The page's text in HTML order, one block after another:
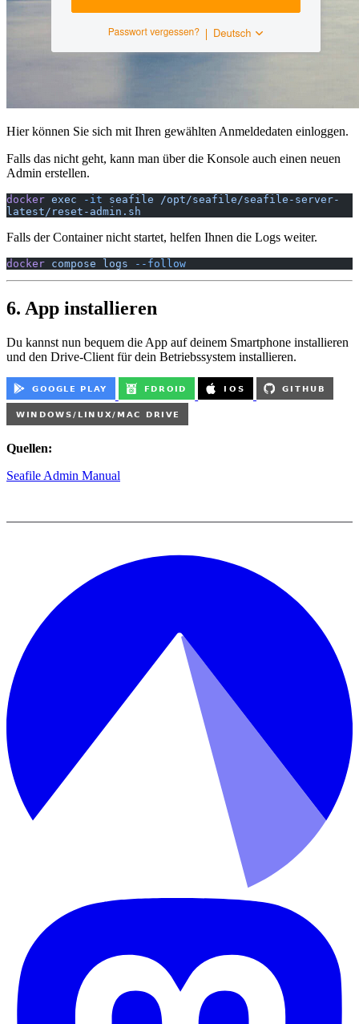
Hier können Sie sich mit Ihren gewählten Anmeldedaten einloggen.
Falls das nicht geht, kann man über die Konsole auch einen neuen
Admin erstellen.
docker exec -it seafile /opt/seafile/seafile-server-
latest/reset-admin.sh
Falls der Container nicht startet, helfen Ihnen die Logs weiter.
docker compose logs --follow
6. App installieren
Du kannst nun bequem die App auf deinem Smartphone installieren
und den Drive-Client für dein Betriebssystem installieren.
Quellen:
Seafile Admin Manual